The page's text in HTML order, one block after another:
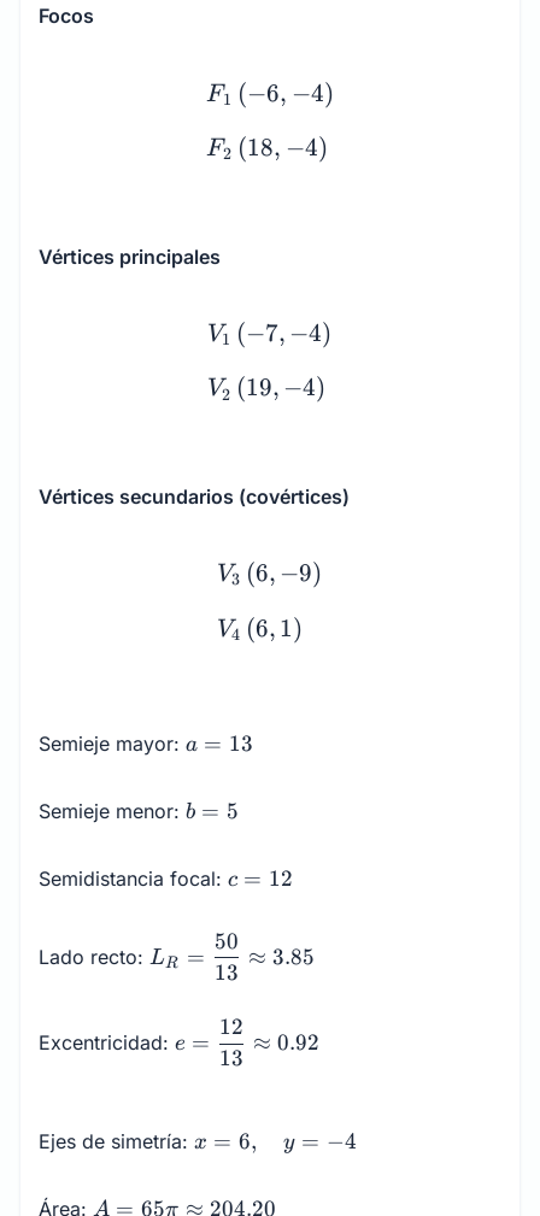
Focos
\begin{array}{l} F_1
F1 (−6, −4)
F2 (18, −4)
Vértices principales
\begin{array}{l} V_1
V1 (−7, −4)
V2 (19, −4)
Vértices secundarios (covértices)
\begin{array}{l} V_3
V3 (6, −9)
V4 (6, 1)
Semieje mayor: a
a = 13
Semieje menor: b
b = 5
Semidistancia focal: c
c = 12
Lado recto:
L_R =
\dfrac{50}
\approx
3.85
LR =
13
50
≈ 3.85
Excentricidad: \dfrac{12}
0.92
e =
13
12
≈ 0.92
Ejes de simetría: x = 6,
\quad
x = 6, y = −4
Área:
A = 65
A = 65π ≈ 204.20